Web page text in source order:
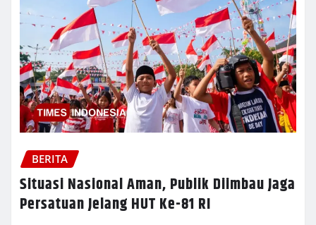
BERITA
Situasi Nasional Aman, Publik Diimbau Jaga
Persatuan Jelang HUT Ke-81 RI